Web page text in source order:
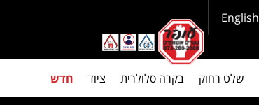
English
שלט רחוק בקרה סלולרית ציוד חדש